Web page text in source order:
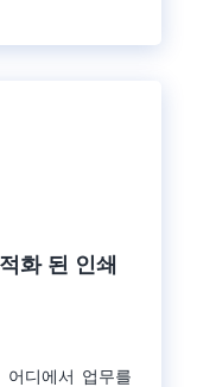
화 된 인쇄
디에서 업무를